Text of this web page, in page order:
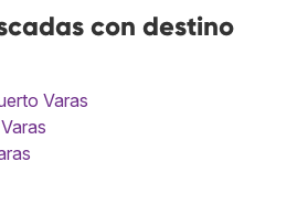
con destino
Varas